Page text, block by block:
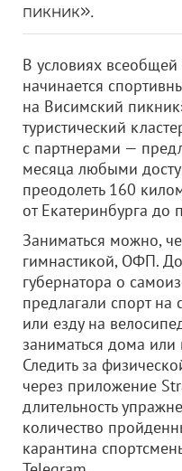
пикник».
В условиях
начинается
на Висимский
туристический
с партнерами —
месяца любыми
преодолеть 160
от Екатеринбурга до
Заниматься можно,
гимнастикой, ОФП.
губернатора о
предлагали спорт на
или езду на
заниматься дома
Следить за
через приложение
длительность
количество
карантина